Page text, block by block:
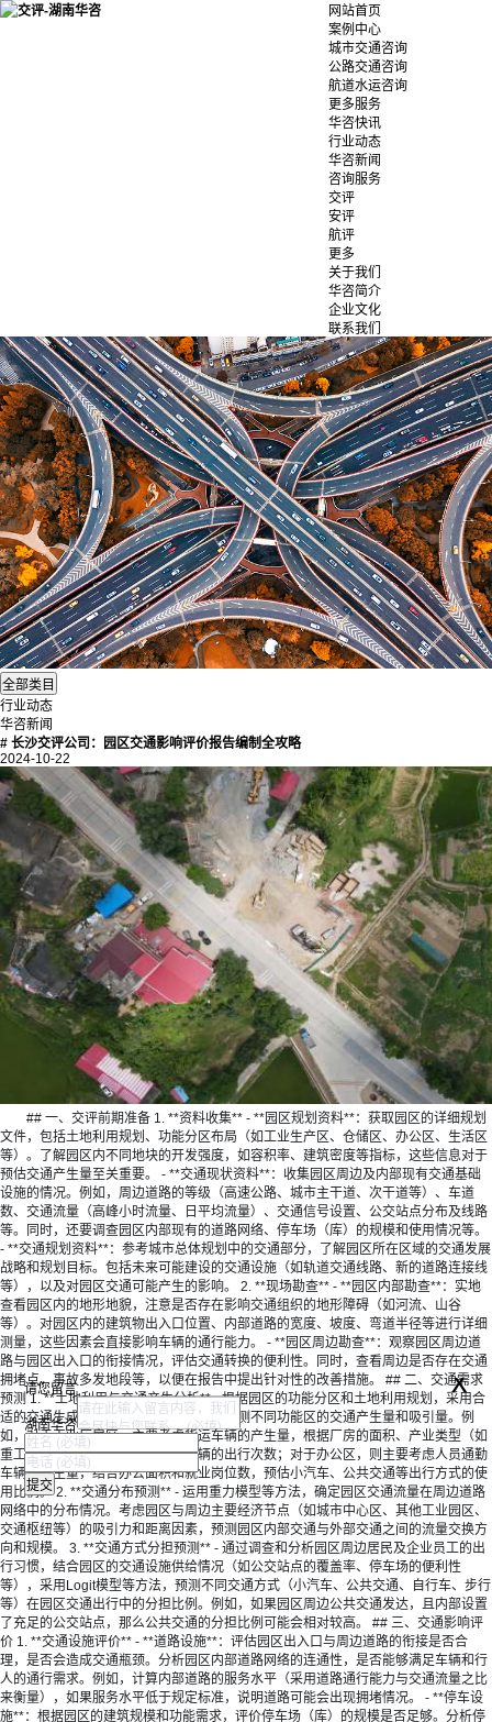
网站首页
案例中心
城市交通咨询
公路交通咨询
航道水运咨询
更多服务
华咨快讯
行业动态
华咨新闻
咨询服务
交评
安评
航评
更多
关于我们
华咨简介
企业文化
联系我们
行业动态
华咨新闻
# 长沙交评公司：园区交通影响评价报告编制全攻略
2024-10-22
## 一、 交评前期准备 1. **资料收集** - **园区规划资料**：获取园区的详细规划
文件，包括土地利用规划、功能分区布局（如工业生产区、仓储区、办公区、生活区
等）。了解园区内不同地块的开发强度，如容积率、建筑密度等指标，这些信息对于
预估交通产生量至关重要。 - **交通现状资料**：收集园区周边及内部现有交通基础
设施的情况。例如，周边道路的等级（高速公路、城市主干道、次干道等）、车道
数、交通流量（高峰小时流量、日平均流量）、交通信号设置、公交站点分布及线路
等。同时，还要调查园区内部现有的道路网络、停车场（库）的规模和使用情况等。
- **交通规划资料**：参考城市总体规划中的交通部分，了解园区所在区域的交通发展
战略和规划目标。包括未来可能建设的交通设施（如轨道交通线路、新的道路连接线
等），以及对园区交通可能产生的影响。 2. **现场勘查** - **园区内部勘查**：实地
查看园区内的地形地貌，注意是否存在影响交通组织的地形障碍（如河流、山谷
等）。对园区内的建筑物出入口位置、内部道路的宽度、坡度、弯道半径等进行详细
测量，这些因素会直接影响车辆的通行能力。 - **园区周边勘查**：观察园区周边道
路与园区出入口的衔接情况，评估交通转换的便利性。同时，查看周边是否存在交通
拥堵点、事故多发地段等，以便在报告中提出针对性的改善措施。 ## 二、交通需求
预测 1. **土地利用与交通产生分析** - 根据园区的功能分区和土地利用规划，采用合
适的交通生成模型（如出行率模型）来预测不同功能区的交通产生量和吸引量。例
如，对于工业厂房区，主要考虑货运车辆的产生量，根据厂房的面积、产业类型（如
重工业、轻工业）估算货物运输车辆的出行次数；对于办公区，则主要考虑人员通勤
车辆的产生量，结合办公面积和就业岗位数，预估小汽车、公共交通等出行方式的使
用比例。 2. **交通分布预测** - 运用重力模型等方法，确定园区交通流量在周边道路
网络中的分布情况。考虑园区与周边主要经济节点（如城市中心区、其他工业园区、
交通枢纽等）的吸引力和距离因素，预测园区内部交通与外部交通之间的流量交换方
向和规模。 3. **交通方式分担预测** - 通过调查和分析园区周边居民及企业员工的出
行习惯，结合园区的交通设施供给情况（如公交站点的覆盖率、停车场的便利性
等），采用Logit模型等方法，预测不同交通方式（小汽车、公共交通、自行车、步行
等）在园区交通出行中的分担比例。例如，如果园区周边公共交通发达，且内部设置
了充足的公交站点，那么公共交通的分担比例可能会相对较高。 ## 三、交通影响评
价 1. **交通设施评价** - **道路设施**：评估园区出入口与周边道路的衔接是否合
理，是否会造成交通瓶颈。分析园区内部道路网络的连通性，是否能够满足车辆和行
人的通行需求。例如，计算内部道路的服务水平（采用道路通行能力与交通流量之比
来衡量），如果服务水平低于规定标准，说明道路可能会出现拥堵情况。 - **停车设
施**：根据园区的建筑规模和功能需求，评价停车场（库）的规模是否足够。分析停
请您留言 x
湖南华咨